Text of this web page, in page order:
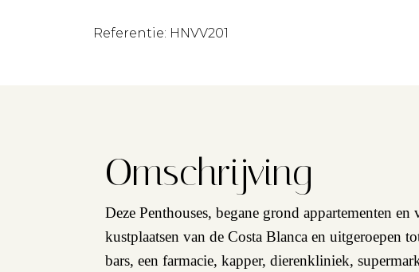
Referentie: HNVV201
Omschrijving
Deze Penthouses, begane grond appartementen
kustplaatsen van de Costa Blanca en uitgeroepen
bars, een farmacie, kapper, dierenkliniek,